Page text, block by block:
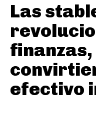
Las
finanzas,
efectivo